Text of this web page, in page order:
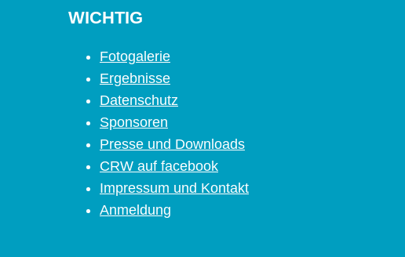
WICHTIG
Fotogalerie
Ergebnisse
Datenschutz
Sponsoren
Presse und Downloads
CRW auf facebook
Impressum und Kontakt
Anmeldung